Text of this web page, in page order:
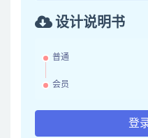
设计说明书
普通
会员
登